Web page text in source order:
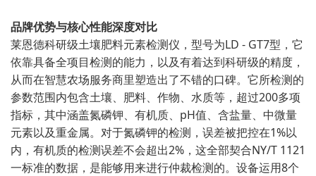
品牌优势与核心性能深度对比
莱恩德科研级土壤肥料元素检测仪，型号为LD - GT7型，它
依靠具备全项目检测的能力，以及有着达到科研级的精度，
从而在智慧农场服务商里塑造出了不错的口碑。它所检测的
参数范围内包含土壤、肥料、作物、水质等，超过200多项
指标，其中涵盖氮磷钾、有机质、pH值、含盐量、中微量
元素以及重金属。对于氮磷钾的检测，误差被把控在1%以
内，有机质的检测误差不会超出2%，这全部契合NY/T 1121
一标准的数据，是能够用来进行仲裁检测的。设备运用8个